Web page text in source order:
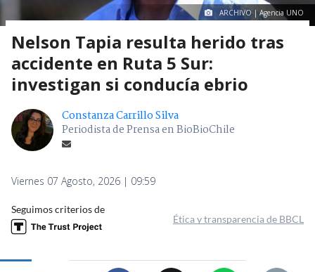
ARCHIVO | Agencia UNO
Nelson Tapia resulta herido tras
accidente en Ruta 5 Sur:
investigan si conducía ebrio
Constanza Carrillo Silva
Periodista de Prensa en BioBioChile
Viernes 07 Agosto, 2026 | 09:59
Seguimos criterios de
Ética y transparencia de BBCL